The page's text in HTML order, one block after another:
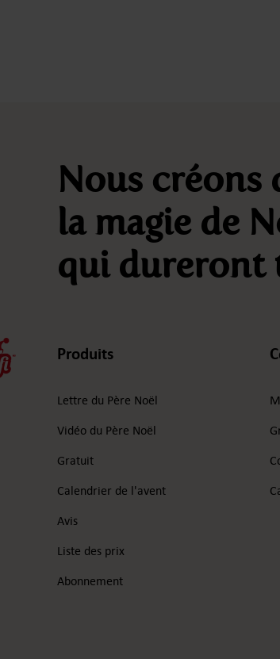
Nous créons
la magie de
qui dureront
Produits
Lettre du Père Noël
Vidéo du Père Noël
Gratuit
Calendrier de l'avent
Avis
Liste des prix
Abonnement